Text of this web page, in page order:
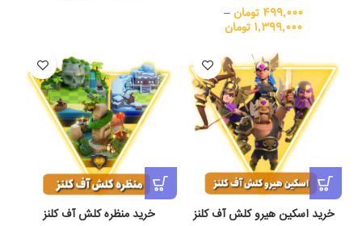
499,000 تومان–
1,399,000 تومان
خرید اسکین هیرو کلش آف کلنز خرید منظره کلش آف کلنز